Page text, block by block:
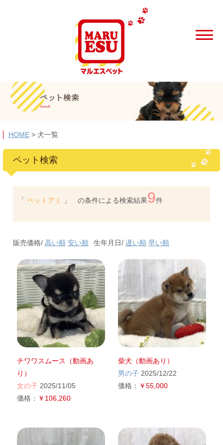
HOME> 犬一覧
ペット検索
「 ペットアミ 」 の条件による検索結果9件
販売価格/ 高い順 安い順 生年月日/ 遅い順 早い順
チワワスムース（動画あ
り）
女の子 2025/11/05
価格： ￥106,260
柴犬（動画あり）
男の子2025/12/22
価格： ￥55,000